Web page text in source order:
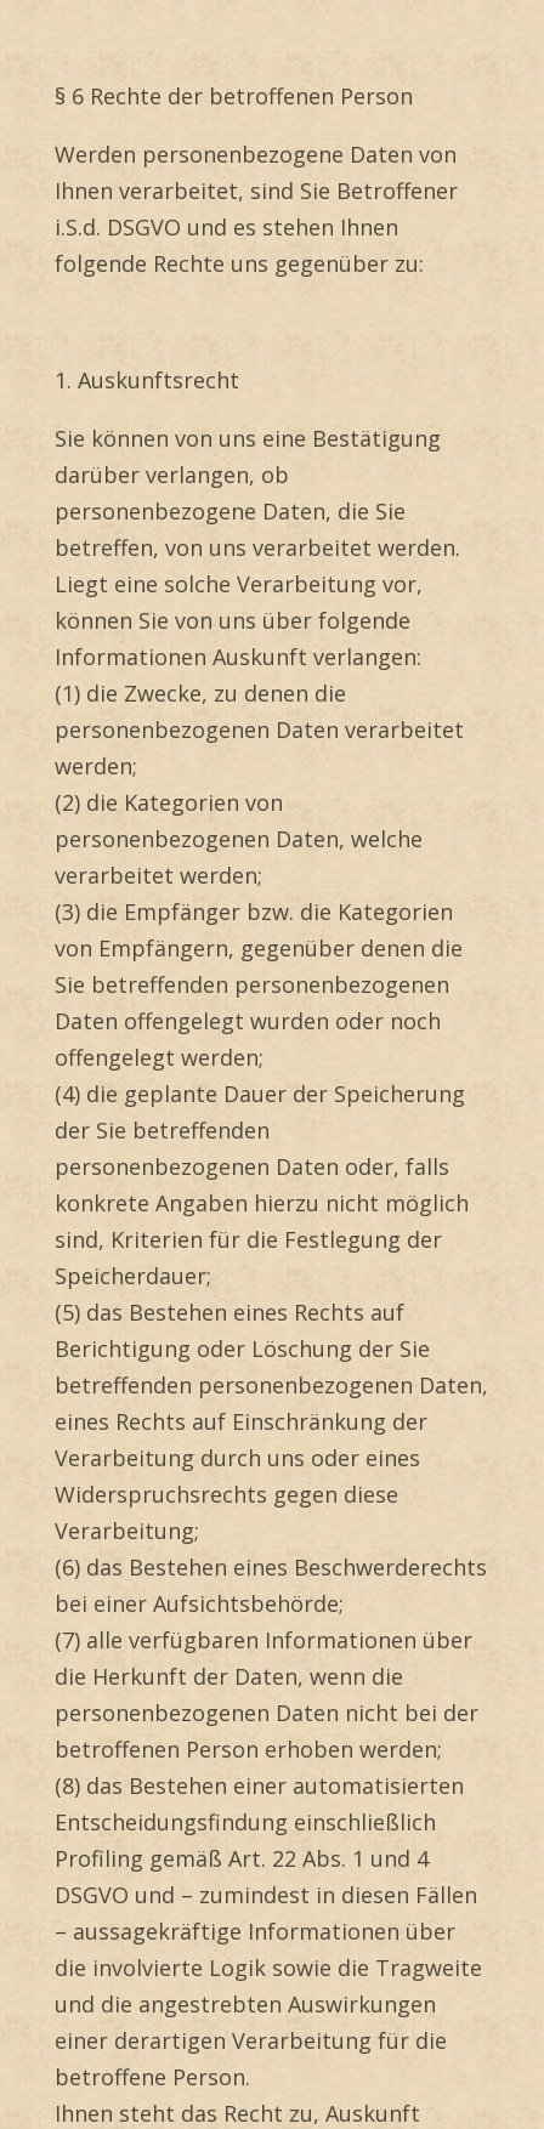
§ 6 Rechte der betroffenen Person
Werden personenbezogene Daten von
Ihnen verarbeitet, sind Sie Betroffener
i.S.d. DSGVO und es stehen Ihnen
folgende Rechte uns gegenüber zu:
1. Auskunftsrecht
Sie können von uns eine Bestätigung
darüber verlangen, ob
personenbezogene Daten, die Sie
betreffen, von uns verarbeitet werden.
Liegt eine solche Verarbeitung vor,
können Sie von uns über folgende
Informationen Auskunft verlangen:
(1) die Zwecke, zu denen die
personenbezogenen Daten verarbeitet
werden;
(2) die Kategorien von
personenbezogenen Daten, welche
verarbeitet werden;
(3) die Empfänger bzw. die Kategorien
von Empfängern, gegenüber denen die
Sie betreffenden personenbezogenen
Daten offengelegt wurden oder noch
offengelegt werden;
(4) die geplante Dauer der Speicherung
der Sie betreffenden
personenbezogenen Daten oder, falls
konkrete Angaben hierzu nicht möglich
sind, Kriterien für die Festlegung der
Speicherdauer;
(5) das Bestehen eines Rechts auf
Berichtigung oder Löschung der Sie
betreffenden personenbezogenen Daten,
eines Rechts auf Einschränkung der
Verarbeitung durch uns oder eines
Widerspruchsrechts gegen diese
Verarbeitung;
(6) das Bestehen eines Beschwerderechts
bei einer Aufsichtsbehörde;
(7) alle verfügbaren Informationen über
die Herkunft der Daten, wenn die
personenbezogenen Daten nicht bei der
betroffenen Person erhoben werden;
(8) das Bestehen einer automatisierten
Entscheidungsfindung einschließlich
Profiling gemäß Art. 22 Abs. 1 und 4
DSGVO und – zumindest in diesen Fällen
– aussagekräftige Informationen über
die involvierte Logik sowie die Tragweite
und die angestrebten Auswirkungen
einer derartigen Verarbeitung für die
betroffene Person.
Ihnen steht das Recht zu, Auskunft